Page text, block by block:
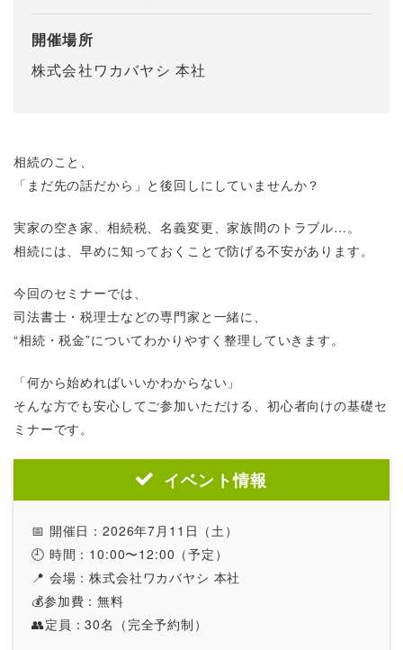
開催場所
株式会社ワカバヤシ 本社
相続のこと、
「まだ先の話だから」と後回しにしていませんか？
実家の空き家、相続税、名義変更、家族間のトラブル…。
相続には、早めに知っておくことで防げる不安があります。
今回のセミナーでは、
司法書士・税理士などの専門家と一緒に、
“相続・税金”についてわかりやすく整理していきます。
「何から始めればいいかわからない」
そんな方でも安心してご参加いただける、初心者向けの基礎セ
ミナーです。
イベント情報
📅 開催日：2026年7月11日（土）
🕘 時間：10:00〜12:00（予定）
📍 会場：株式会社ワカバヤシ 本社
💰参加費：無料
👥定員：30名（完全予約制）